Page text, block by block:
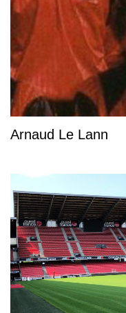
Arnaud Le Lann